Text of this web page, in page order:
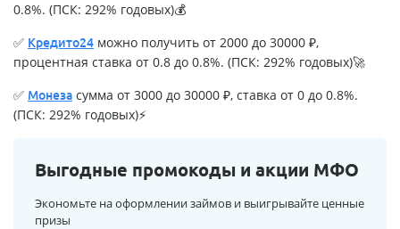
0.8%. (ПСК: 292% годовых)💰
✅ Кредито24 можно получить от 2000 до 30000 ₽,
процентная ставка от 0.8 до 0.8%. (ПСК: 292% годовых)🚀
✅ Монеза сумма от 3000 до 30000 ₽, ставка от 0 до 0.8%.
(ПСК: 292% годовых)⚡
Выгодные промокоды и акции МФО
Экономьте на оформлении займов и выигрывайте ценные
призы